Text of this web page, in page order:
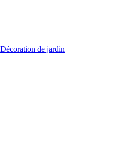
Décoration de jardin